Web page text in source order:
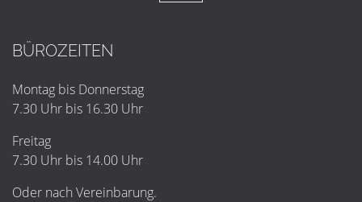
BÜROZEITEN
Montag bis Donnerstag
7.30 Uhr bis 16.30 Uhr
Freitag
7.30 Uhr bis 14.00 Uhr
Oder nach Vereinbarung.